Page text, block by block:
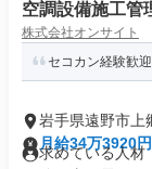
空調設備施工管
株式会社オンサイト
セコカン経験歓
岩手県遠野市上
月給34万3920
求めている人材